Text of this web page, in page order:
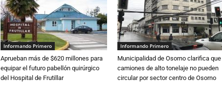
Informando Primero
Aprueban más de $620 millones para
equipar el futuro pabellón quirúrgico
del Hospital de Frutillar
Informando Primero
Municipalidad de Osorno clarifica que
camiones de alto tonelaje no pueden
circular por sector centro de Osorno